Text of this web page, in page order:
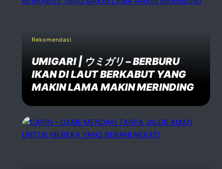
Rekomendasi
UMIGARI | ウミガリ – BERBURU
IKAN DI LAUT BERKABUT YANG
MAKIN LAMA MAKIN MERINDING